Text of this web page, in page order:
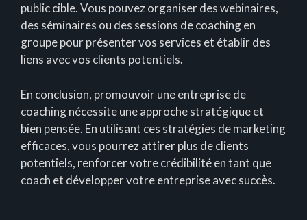
public cible. Vous pouvez organiser des webinaires,
des séminaires ou des sessions de coaching en
groupe pour présenter vos services et établir des
liens avec vos clients potentiels.
En conclusion, promouvoir une entreprise de
coaching nécessite une approche stratégique et
bien pensée. En utilisant ces stratégies de marketing
efficaces, vous pourrez attirer plus de clients
potentiels, renforcer votre crédibilité en tant que
coach et développer votre entreprise avec succès.